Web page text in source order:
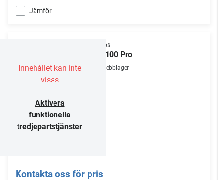
Jämför
Innehållet kan inte
visas
Aktivera
funktionella
tredjepartstjänster
Sonos
Era 100 Pro
Webblager
Kontakta oss för pris